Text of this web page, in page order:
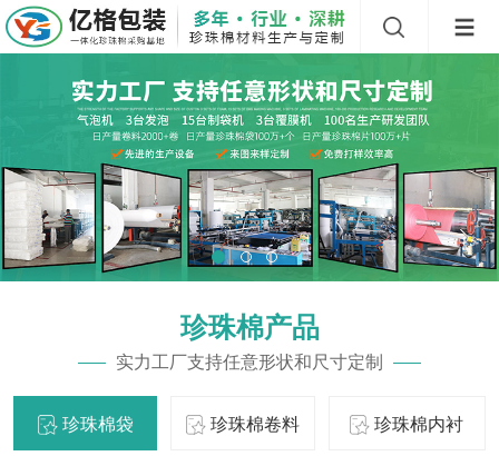
珍珠棉产品
实力工厂支持任意形状和尺寸定制
珍珠棉袋 珍珠棉卷料 珍珠棉内衬